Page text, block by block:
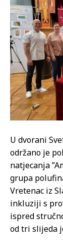
U dvorani
održano je
natjecanja
grupa
Vretenac iz
inkluziji s
ispred
od tri slijeda